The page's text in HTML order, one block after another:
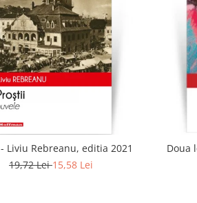
Liviu Rebreanu, editia 2021
19,72 Lei15,58 Lei
Doua